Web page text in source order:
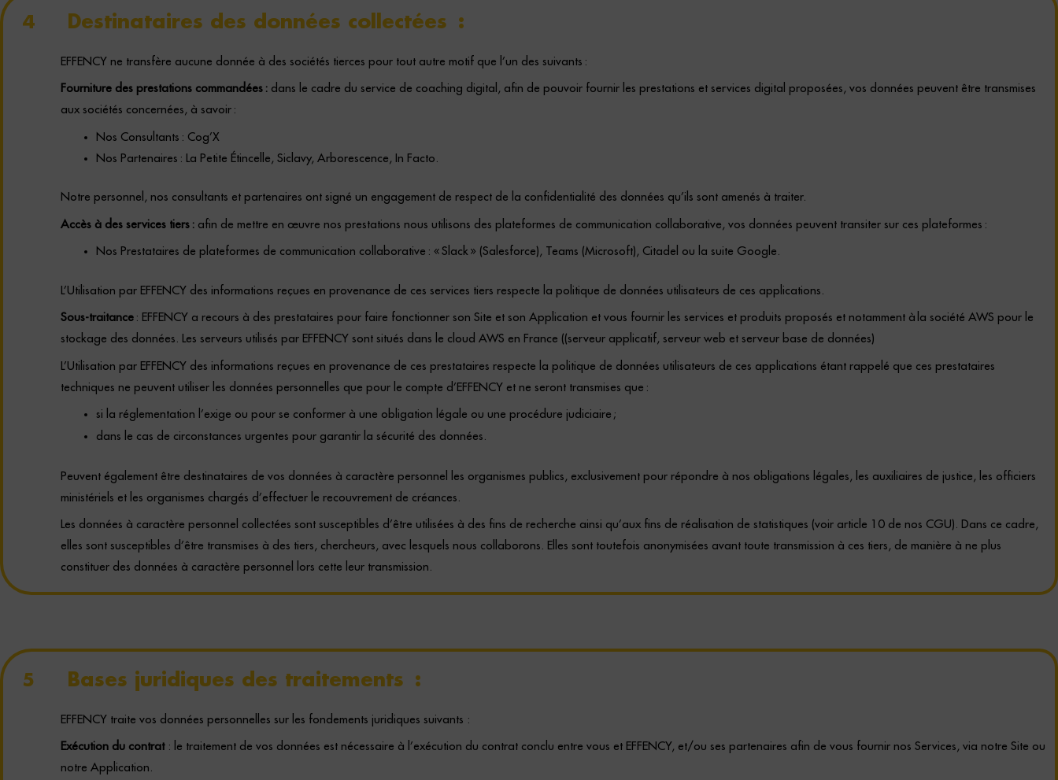
4 Destinataires des données collectées :
EFFENCY ne transfère aucune donnée à des sociétés tierces pour tout autre motif que l’un des suivants :
Fourniture des prestations commandées : dans le cadre du service de coaching digital, afin de pouvoir fournir les prestations et services digital proposées, vos données peuvent être transmises
aux sociétés concernées, à savoir :
Nos Consultants : Cog’X
Nos Partenaires : La Petite Étincelle, Siclavy, Arborescence, In Facto.
Notre personnel, nos consultants et partenaires ont signé un engagement de respect de la confidentialité des données qu’ils sont amenés à traiter.
Accès à des services tiers : afin de mettre en œuvre nos prestations nous utilisons des plateformes de communication collaborative, vos données peuvent transiter sur ces plateformes :
Nos Prestataires de plateformes de communication collaborative : « Slack » (Salesforce), Teams (Microsoft), Citadel ou la suite Google.
L’Utilisation par EFFENCY des informations reçues en provenance de ces services tiers respecte la politique de données utilisateurs de ces applications.
Sous-traitance : EFFENCY a recours à des prestataires pour faire fonctionner son Site et son Application et vous fournir les services et produits proposés et notamment à la société AWS pour le
stockage des données. Les serveurs utilisés par EFFENCY sont situés dans le cloud AWS en France ((serveur applicatif, serveur web et serveur base de données)
L’Utilisation par EFFENCY des informations reçues en provenance de ces prestataires respecte la politique de données utilisateurs de ces applications étant rappelé que ces prestataires
techniques ne peuvent utiliser les données personnelles que pour le compte d’EFFENCY et ne seront transmises que :
si la réglementation l’exige ou pour se conformer à une obligation légale ou une procédure judiciaire ;
dans le cas de circonstances urgentes pour garantir la sécurité des données.
Peuvent également être destinataires de vos données à caractère personnel les organismes publics, exclusivement pour répondre à nos obligations légales, les auxiliaires de justice, les officiers
ministériels et les organismes chargés d’effectuer le recouvrement de créances.
Les données à caractère personnel collectées sont susceptibles d’être utilisées à des fins de recherche ainsi qu’aux fins de réalisation de statistiques (voir article 10 de nos CGU). Dans ce cadre,
elles sont susceptibles d’être transmises à des tiers, chercheurs, avec lesquels nous collaborons. Elles sont toutefois anonymisées avant toute transmission à ces tiers, de manière à ne plus
constituer des données à caractère personnel lors cette leur transmission.
5 Bases juridiques des traitements :
EFFENCY traite vos données personnelles sur les fondements juridiques suivants :
Exécution du contrat : le traitement de vos données est nécessaire à l’exécution du contrat conclu entre vous et EFFENCY, et/ou ses partenaires afin de vous fournir nos Services, via notre Site ou
notre Application.